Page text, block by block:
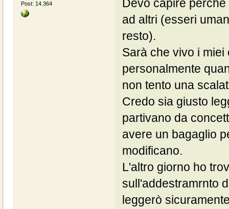
Post: 14.364
Devo capire
ad altri (esseri
resto).
Sarà che vivo i
personalmente
non tento una
Credo sia giusto
partivano da
avere un bagaglio
modificano.
L'altro giorno ho
sull'addestramrnto
leggerò